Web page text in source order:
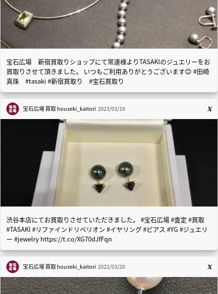
宝石広場 新宿買取りショップにて常連様よりTASAKIのジュエリーをお
買取りさせて頂きました。 いつもご利用ありがとうございます😊 #田崎
真珠 #tasaki #新宿買取り #宝石買取り
宝石広場 買取houseki_kaitori 2023/03/19
渋谷本店にてお買取りさせていただきました。 #宝石広場 #査定 #買取
#TASAKI #リファインドリベリオン #イヤリング #ピアス #YG #ジュエリ
ー #jewelry https://t.co/XG70dJfFqn
宝石広場 買取houseki_kaitori 2022/03/20